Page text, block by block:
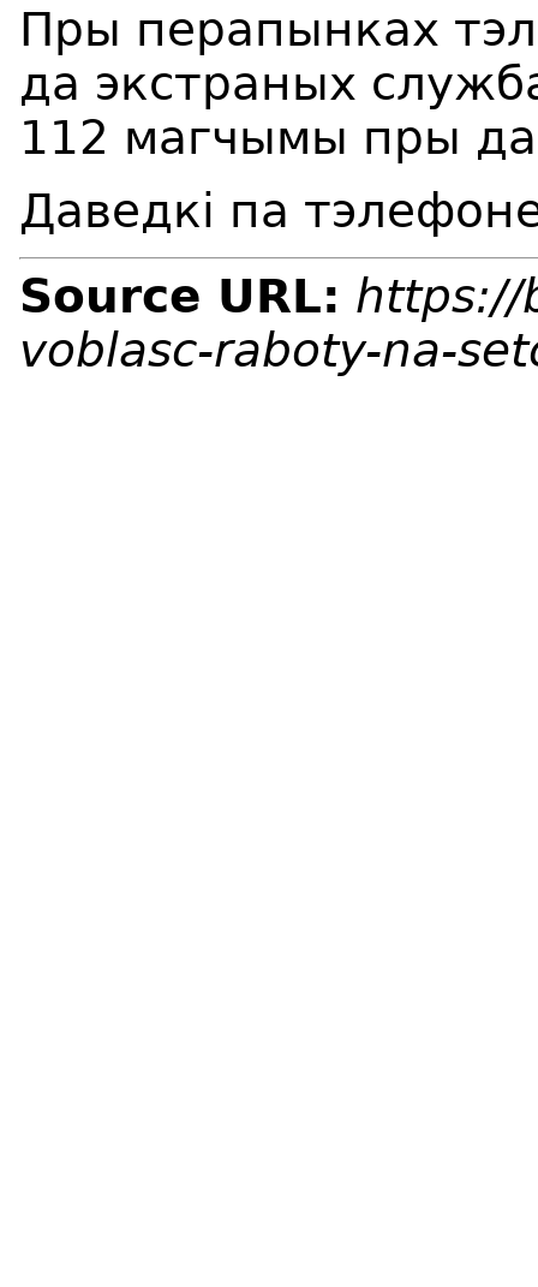
Пры перапынках
да экстраных
112 магчымы пры
Даведкі па
Source URL: https://
voblasc-raboty-na-